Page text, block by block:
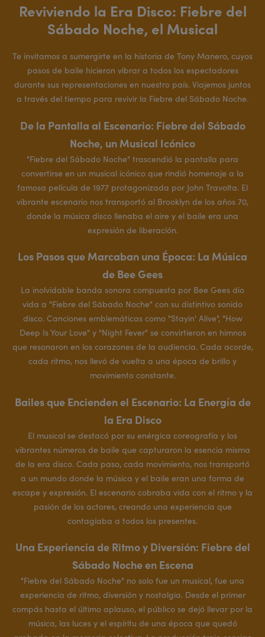
Reviviendo la Era Disco: Fiebre del
Sábado Noche, el Musical
Te invitamos a sumergirte en la historia de Tony Manero, cuyos
pasos de baile hicieron vibrar a todos los espectadores
durante sus representaciones en nuestro país. Viajemos juntos
a través del tiempo para revivir la Fiebre del Sábado Noche.
De la Pantalla al Escenario: Fiebre del Sábado
Noche, un Musical Icónico
"Fiebre del Sábado Noche" trascendió la pantalla para
convertirse en un musical icónico que rindió homenaje a la
famosa película de 1977 protagonizada por John Travolta. El
vibrante escenario nos transportó al Brooklyn de los años 70,
donde la música disco llenaba el aire y el baile era una
expresión de liberación.
Los Pasos que Marcaban una Época: La Música
de Bee Gees
La inolvidable banda sonora compuesta por Bee Gees dio
vida a "Fiebre del Sábado Noche" con su distintivo sonido
disco. Canciones emblemáticas como "Stayin' Alive", "How
Deep Is Your Love" y "Night Fever" se convirtieron en himnos
que resonaron en los corazones de la audiencia. Cada acorde,
cada ritmo, nos llevó de vuelta a una época de brillo y
movimiento constante.
Bailes que Encienden el Escenario: La Energía de
la Era Disco
El musical se destacó por su enérgica coreografía y los
vibrantes números de baile que capturaron la esencia misma
de la era disco. Cada paso, cada movimiento, nos transportó
a un mundo donde la música y el baile eran una forma de
escape y expresión. El escenario cobraba vida con el ritmo y la
pasión de los actores, creando una experiencia que
contagiaba a todos los presentes.
Una Experiencia de Ritmo y Diversión: Fiebre del
Sábado Noche en Escena
"Fiebre del Sábado Noche" no solo fue un musical, fue una
experiencia de ritmo, diversión y nostalgia. Desde el primer
compás hasta el último aplauso, el público se dejó llevar por la
música, las luces y el espíritu de una época que quedó